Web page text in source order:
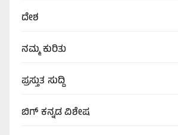
ದೇಶ
ನಮ್ಮ ಕುರಿತು
ಪ್ರಸ್ತುತ ಸುದ್ದಿ
ಬಿಗ್‌ ಕನ್ನಡ ವಿಶೇಷ